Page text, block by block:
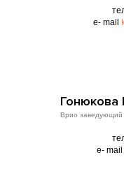
e- mail
Гонюкова
Врио заведующий
e- mail